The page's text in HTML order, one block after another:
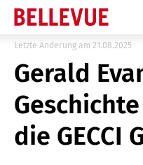
Letzte Änderung am 21.08.2025
Gerald
die GECCI